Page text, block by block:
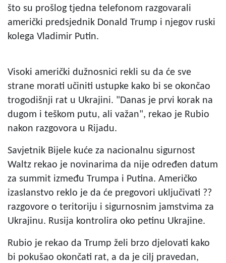
što su prošlog tjedna telefonom razgovarali
američki predsjednik Donald Trump i njegov ruski
kolega Vladimir Putin.
Visoki američki dužnosnici rekli su da će sve
strane morati učiniti ustupke kako bi se okončao
trogodišnji rat u Ukrajini. "Danas je prvi korak na
dugom i teškom putu, ali važan", rekao je Rubio
nakon razgovora u Rijadu.
Savjetnik Bijele kuće za nacionalnu sigurnost
Waltz rekao je novinarima da nije određen datum
za summit između Trumpa i Putina. Američko
izaslanstvo reklo je da će pregovori uključivati ??
razgovore o teritoriju i sigurnosnim jamstvima za
Ukrajinu. Rusija kontrolira oko petinu Ukrajine.
Rubio je rekao da Trump želi brzo djelovati kako
bi pokušao okončati rat, a da je cilj pravedan,